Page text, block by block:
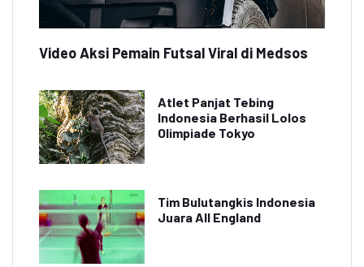
Video Aksi Pemain Futsal Viral di Medsos
Atlet Panjat Tebing
Indonesia Berhasil Lolos
Olimpiade Tokyo
Tim Bulutangkis Indonesia
Juara All England